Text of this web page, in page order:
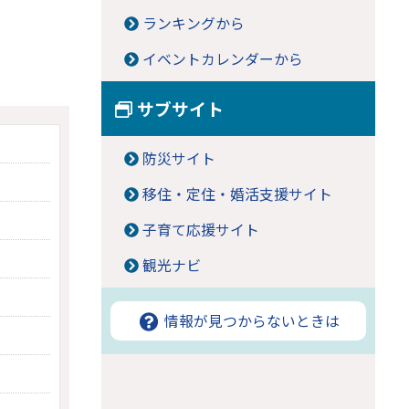
ランキングから
イベントカレンダーから
サブサイト
防災サイト
移住・定住・婚活支援サイト
子育て応援サイト
観光ナビ
情報が見つからないときは